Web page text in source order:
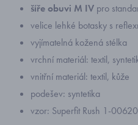
šíře obuvi M IV pro
velice lehké botasky s
vyjímatelná kožená stélka
vrchní materiál: textil,
vnitřní materiál: textil, kůže
podešev: syntetika
vzor: Superfit Rush 1-